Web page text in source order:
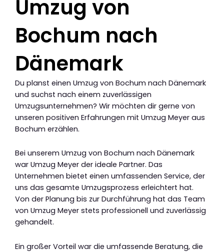
Umzug von
Bochum nach
Dänemark
Du planst einen Umzug von Bochum nach Dänemark
und suchst nach einem zuverlässigen
Umzugsunternehmen? Wir möchten dir gerne von
unseren positiven Erfahrungen mit Umzug Meyer aus
Bochum erzählen.
Bei unserem Umzug von Bochum nach Dänemark
war Umzug Meyer der ideale Partner. Das
Unternehmen bietet einen umfassenden Service, der
uns das gesamte Umzugsprozess erleichtert hat.
Von der Planung bis zur Durchführung hat das Team
von Umzug Meyer stets professionell und zuverlässig
gehandelt.
Ein großer Vorteil war die umfassende Beratung, die